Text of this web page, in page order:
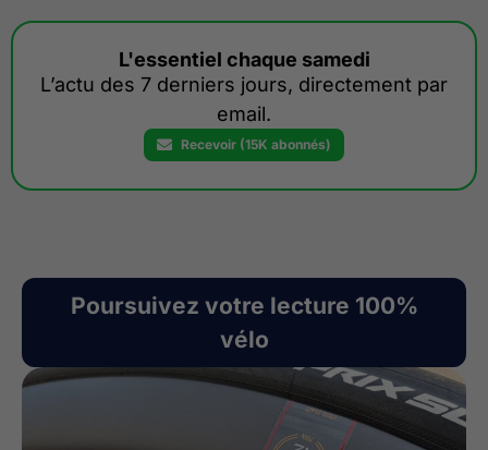
L'essentiel chaque samedi
L’actu des 7 derniers jours, directement par
email.
Recevoir (15K abonnés)
Poursuivez votre lecture 100%
vélo